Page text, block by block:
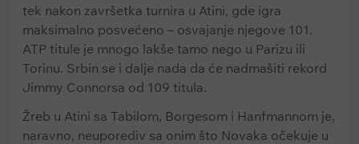
tek nakon završetka turnira u Atini, gde igra
maksimalno posvećeno – osvajanje njegove 101.
ATP titule je mnogo lakše tamo nego u Parizu ili
Torinu. Srbin se i dalje nada da će nadmašiti rekord
Jimmy Connorsa od 109 titula.
Žreb u Atini sa Tabilom, Borgesom i Hanfmannom je,
naravno, neuporediv sa onim što Novaka očekuje u